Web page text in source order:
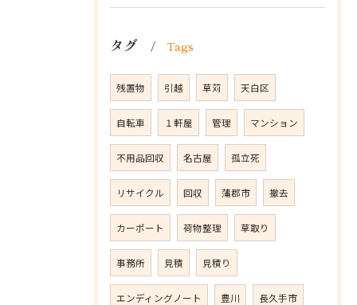
タグ Tags
残置物 引越 草苅 天白区
自転車 １軒屋 管理 マンション
不用品回収 名古屋 孤立死
リサイクル 回収 蒲郡市 撤去
カーポート 荷物整理 草取り
事務所 見積 見積り
エンディングノート 豊川 長久手市